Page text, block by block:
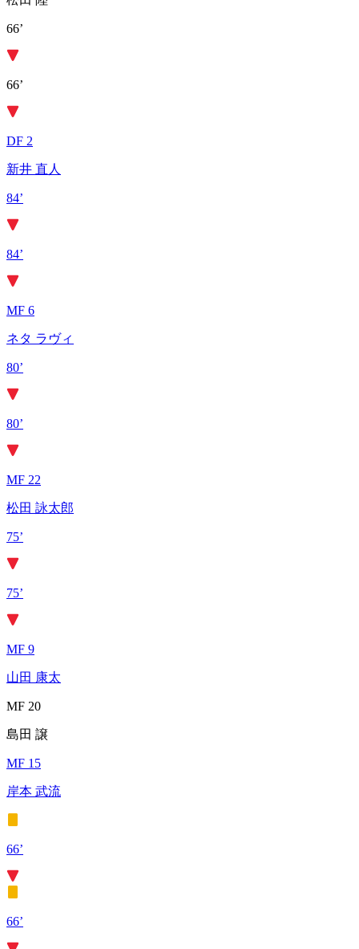
66’
66’
DF 2
新井 直人
84’
84’
MF 6
ネタ ラヴィ
80’
80’
MF 22
松田 詠太郎
75’
75’
MF 9
山田 康太
MF 20
島田 譲
MF 15
岸本 武流
66’
66’